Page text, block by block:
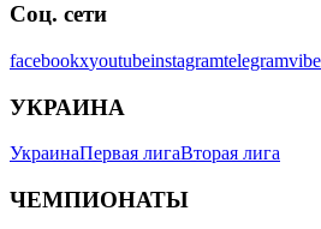
Соц. сети
facebookxyoutubeinstagramtelegram
УКРАИНА
УкраинаПервая лигаВторая лига
ЧЕМПИОНАТЫ